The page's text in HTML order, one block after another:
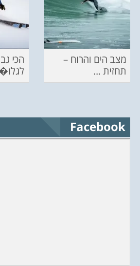
מצב הים והרוח –
תחזית ...
הכי
Facebook